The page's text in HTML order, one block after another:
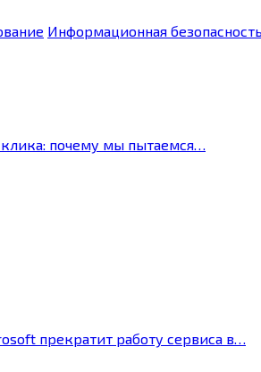
Информационная безопасность
почему мы пытаемся…
прекратит работу сервиса в…